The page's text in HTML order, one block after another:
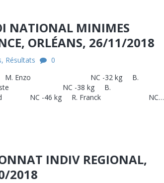
NATIONAL MINIMES
ORLÉANS, 26/11/2018
, Résultats
0
kg M. Enzo NC -32 kg B.
NC -38 kg B.
NC -46 kg R. Franck NC…
INDIV REGIONAL,
2018